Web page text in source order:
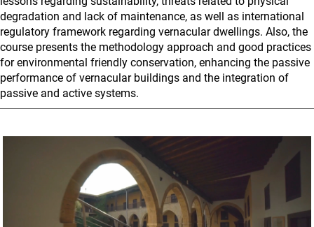
degradation and lack of maintenance, as well as international
regulatory framework regarding vernacular dwellings. Also, the
course presents the methodology approach and good practices
for environmental friendly conservation, enhancing the passive
performance of vernacular buildings and the integration of
passive and active systems.